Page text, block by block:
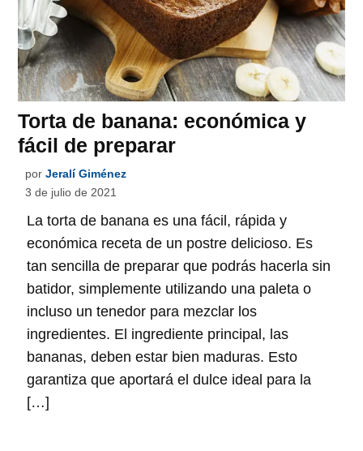
Torta de banana: económica y
fácil de preparar
por Jeralí Giménez
3 de julio de 2021
La torta de banana es una fácil, rápida y
económica receta de un postre delicioso. Es
tan sencilla de preparar que podrás hacerla sin
batidor, simplemente utilizando una paleta o
incluso un tenedor para mezclar los
ingredientes. El ingrediente principal, las
bananas, deben estar bien maduras. Esto
garantiza que aportará el dulce ideal para la
[…]